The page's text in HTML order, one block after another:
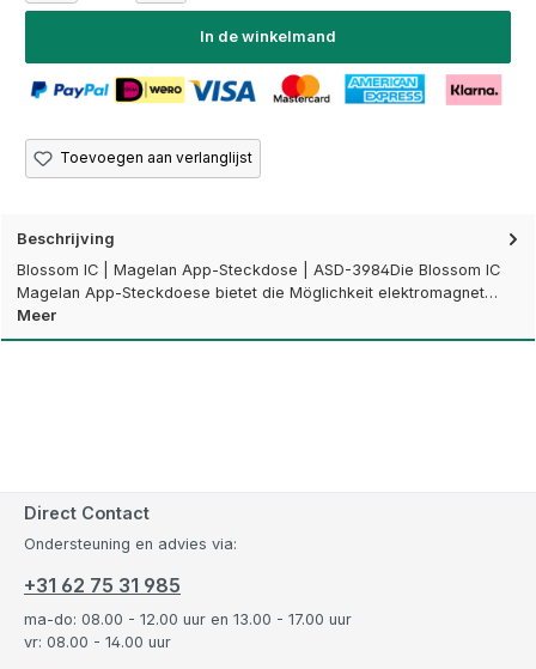
In de winkelmand
Toevoegen aan verlanglijst
Beschrijving
Blossom IC | Magelan App-Steckdose | ASD-3984Die Blossom IC
Magelan App-Steckdoese bietet die Möglichkeit elektromagnet…
Meer
Direct Contact
Ondersteuning en advies via:
+31 62 75 31 985
ma-do: 08.00 - 12.00 uur en 13.00 - 17.00 uur
vr: 08.00 - 14.00 uur